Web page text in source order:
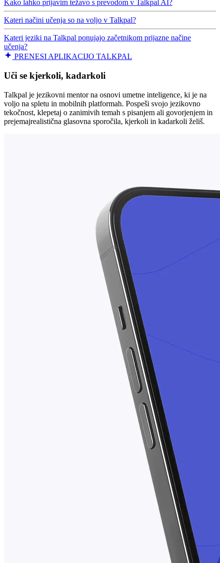
Kako lahko prijavim težavo s prevodom v Talkpal AI?
Kateri načini učenja so na voljo v Talkpal?
Kateri jeziki na Talkpal ponujajo začetnikom prijazne načine
učenja?
PRENESI APLIKACIJO TALKPAL
Uči se kjerkoli, kadarkoli
Talkpal je jezikovni mentor na osnovi umetne inteligence, ki je na
voljo na spletu in mobilnih platformah. Pospeši svojo jezikovno
tekočnost, klepetaj o zanimivih temah s pisanjem ali govorjenjem in
prejemajrealistična glasovna sporočila, kjerkoli in kadarkoli želiš.